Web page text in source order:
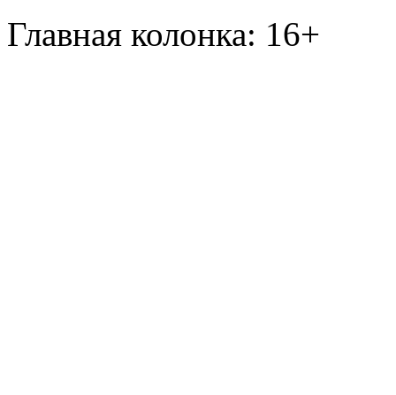
Главная колонка: 16+